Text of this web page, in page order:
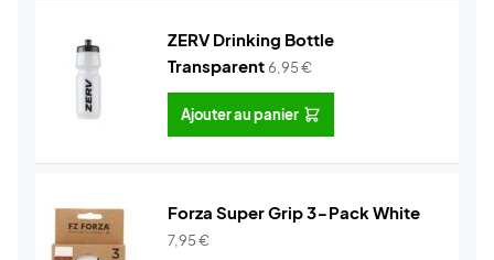
ZERV Drinking Bottle
Transparent6,95€
Ajouter au panier
Forza Super Grip 3-Pack White
7,95€